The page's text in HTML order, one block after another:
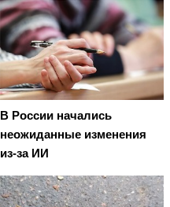
В России начались
неожиданные изменения
из-за ИИ